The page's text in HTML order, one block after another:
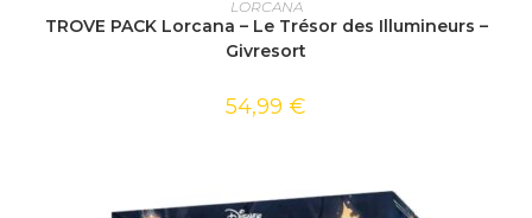
LORCANA
TROVE PACK Lorcana – Le Trésor des Illumineurs –
Givresort
54,99 €